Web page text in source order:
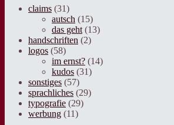
claims (31)
autsch (15)
das geht (13)
handschriften (2)
logos (58)
im ernst? (14)
kudos (31)
sonstiges (57)
sprachliches (29)
typografie (29)
werbung (11)